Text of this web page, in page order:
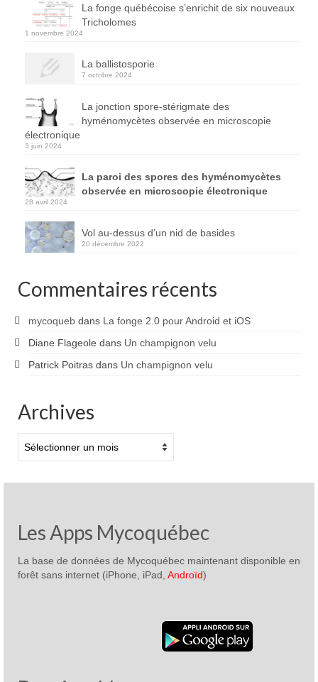
La fonge québécoise s’enrichit de six nouveaux
Tricholomes
1 novembre 2024
La ballistosporie
7 octobre 2024
La jonction spore-stérigmate des
hyménomycètes observée en microscopie
électronique
3 juin 2024
La paroi des spores des hyménomycètes
observée en microscopie électronique
28 avril 2024
Vol au-dessus d’un nid de basides
20 décembre 2022
Commentaires récents
mycoqueb dans La fonge 2.0 pour Android et iOS
Diane Flageole dans Un champignon velu
Patrick Poitras dans Un champignon velu
Archives
Les Apps Mycoquébec
La base de données de Mycoquébec maintenant disponible en
forêt sans internet (iPhone, iPad, Androïd)